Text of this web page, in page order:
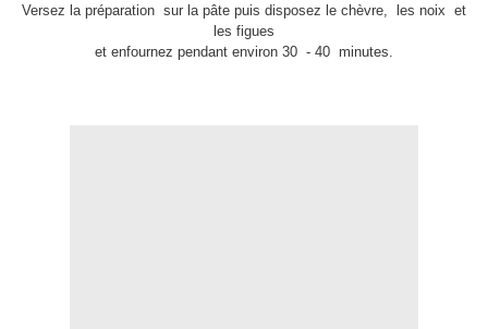
Versez la préparation sur la pâte puis disposez le chèvre, les noix et
les figues
et enfournez pendant environ 30 - 40 minutes.